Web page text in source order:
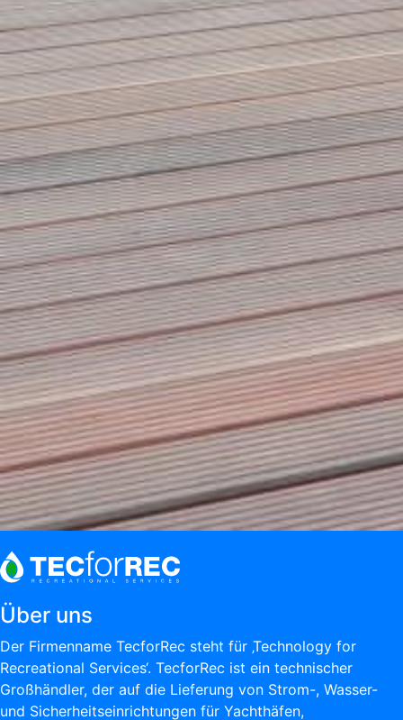
Über uns
Der Firmenname TecforRec steht für ‚Technology for
Recreational Services‘. TecforRec ist ein technischer
Großhändler, der auf die Lieferung von Strom-, Wasser-
und Sicherheitseinrichtungen für Yachthäfen,